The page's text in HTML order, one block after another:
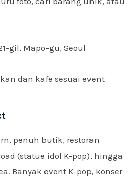
gil, Mapo-gu, Seoul
dan kafe sesuai event
penuh butik, restoran
(statue idol K-pop), hingga
Banyak event K-pop, konser